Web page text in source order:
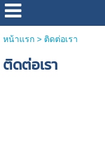
หน้าแรก> ติดต่อเรา
ติดต่อเรา